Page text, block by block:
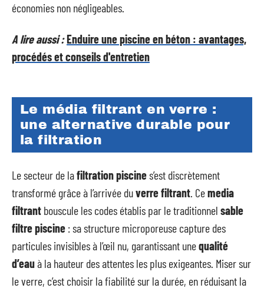
économies non négligeables.
A lire aussi :Enduire une piscine en béton : avantages,
procédés et conseils d'entretien
Le média filtrant en verre :
une alternative durable pour
la filtration
Le secteur de lafiltration piscines’est discrètement
transformé grâce à l’arrivée duverre filtrant . Cemedia
filtrant bouscule les codes établis par le traditionnel sable
filtre piscine : sa structure microporeuse capture des
particules invisibles à l’œil nu, garantissant unequalité
d’eauà la hauteur des attentes les plus exigeantes. Miser sur
le verre, c’est choisir la fiabilité sur la durée, en réduisant la